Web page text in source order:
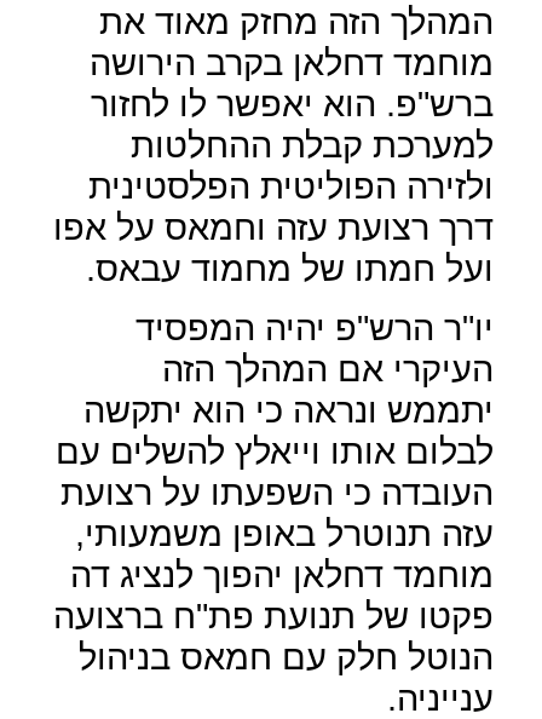
המהלך הזה מחזק מאוד את
מוחמד דחלאן בקרב הירושה
ברש"פ. הוא יאפשר לו לחזור
למערכת קבלת ההחלטות
ולזירה הפוליטית הפלסטינית
דרך רצועת עזה וחמאס על אפו
ועל חמתו של מחמוד עבאס.
יו"ר הרש"פ יהיה המפסיד
העיקרי אם המהלך הזה
יתממש ונראה כי הוא יתקשה
לבלום אותו וייאלץ להשלים עם
העובדה כי השפעתו על רצועת
עזה תנוטרל באופן משמעותי,
מוחמד דחלאן יהפוך לנציג דה
פקטו של תנועת פת"ח ברצועה
הנוטל חלק עם חמאס בניהול
ענייניה.